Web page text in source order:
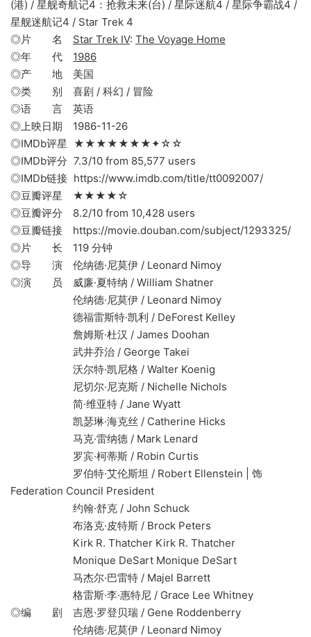
(港) / 星舰奇航记4：抢救未来(台) / 星际迷航4 / 星际争霸战4 /
星舰迷航记4 / Star Trek 4
◎片 名 Star Trek IV: The Voyage Home
◎年 代 1986
◎产 地 美国
◎类 别 喜剧 / 科幻 / 冒险
◎语 言 英语
◎上映日期 1986-11-26
◎IMDb评星 ★★★★★★★✦☆☆
◎IMDb评分 7.3/10 from 85,577 users
◎IMDb链接 https://www.imdb.com/title/tt0092007/
◎豆瓣评星 ★★★★☆
◎豆瓣评分 8.2/10 from 10,428 users
◎豆瓣链接 https://movie.douban.com/subject/1293325/
◎片 长 119 分钟
◎导 演 伦纳德·尼莫伊 / Leonard Nimoy
◎演 员 威廉·夏特纳 / William Shatner
伦纳德·尼莫伊 / Leonard Nimoy
德福雷斯特·凯利 / DeForest Kelley
詹姆斯·杜汉 / James Doohan
武井乔治 / George Takei
沃尔特·凯尼格 / Walter Koenig
尼切尔·尼克斯 / Nichelle Nichols
简·维亚特 / Jane Wyatt
凯瑟琳·海克丝 / Catherine Hicks
马克·雷纳德 / Mark Lenard
罗宾·柯蒂斯 / Robin Curtis
罗伯特·艾伦斯坦 / Robert Ellenstein | 饰
Federation Council President
约翰·舒克 / John Schuck
布洛克·皮特斯 / Brock Peters
Kirk R. Thatcher Kirk R. Thatcher
Monique DeSart Monique DeSart
马杰尔·巴雷特 / Majel Barrett
格雷斯·李·惠特尼 / Grace Lee Whitney
◎编 剧 吉恩·罗登贝瑞 / Gene Roddenberry
伦纳德·尼莫伊 / Leonard Nimoy